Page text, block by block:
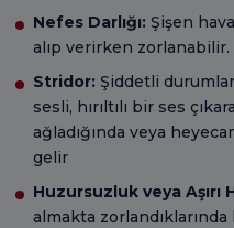
Nefes Darlığı: Şişen
alıp verirken zorlanabilir.
Stridor: Şiddetli
sesli, hırıltılı bir ses
ağladığında veya
gelir
Huzursuzluk veya Aşırı
almakta